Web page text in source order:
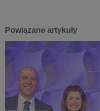
Powiązane artykuły